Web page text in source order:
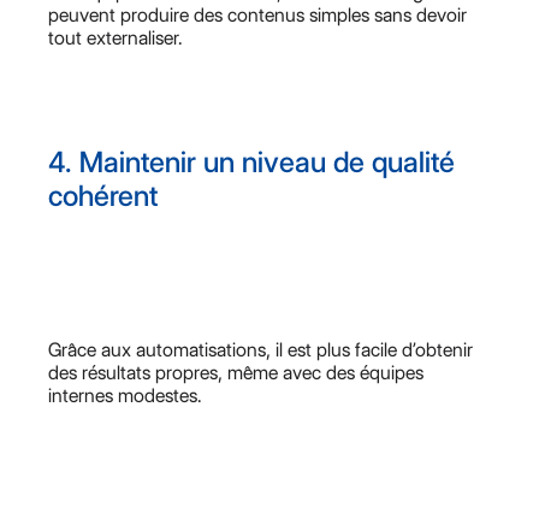
peuvent produire des contenus simples sans devoir
tout externaliser.
4. Maintenir un niveau de qualité
cohérent
Grâce aux automatisations, il est plus facile d’obtenir
des résultats propres, même avec des équipes
internes modestes.